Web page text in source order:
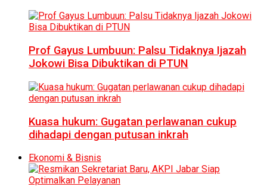
Prof Gayus Lumbuun: Palsu Tidaknya Ijazah
Jokowi Bisa Dibuktikan di PTUN
Kuasa hukum: Gugatan perlawanan cukup
dihadapi dengan putusan inkrah
Ekonomi & Bisnis